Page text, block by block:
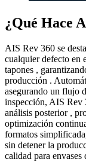
¿Qué Hace
AIS Rev 360 se
cualquier defecto en
tapones ,
producción .
asegurando un flujo
inspección, AIS Rev
análisis posterior ,
optimización
formatos
sin detener la
calidad para